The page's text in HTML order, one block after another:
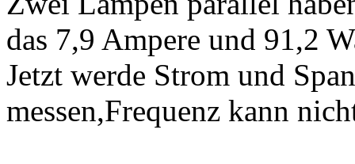
das 7,9 Ampere und 91,2
Jetzt werde Strom und
messen,Frequenz kann